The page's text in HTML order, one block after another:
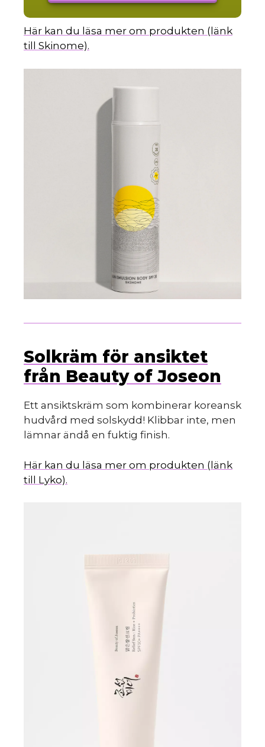
Här kan du läsa mer om produkten (länk
till Skinome).
Solkräm för ansiktet
från Beauty of Joseon
Ett ansiktskräm som kombinerar koreansk
hudvård med solskydd! Klibbar inte, men
lämnar ändå en fuktig finish.
Här kan du läsa mer om produkten (länk
till Lyko).